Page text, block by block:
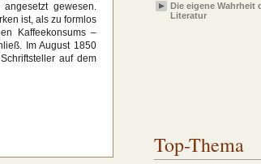
gewesen.
ist, als zu formlos
Kaffeekonsums –
Im August 1850
auf dem
Die eigene Wahrheit
Literatur
Top-Thema